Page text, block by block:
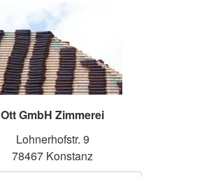
Ott GmbH Zimmerei
Lohnerhofstr. 9
78467 Konstanz